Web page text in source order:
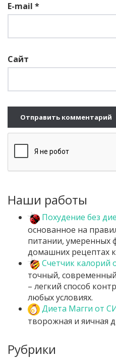
E-mail *
Сайт
Наши работы
Похудение без
основанное на
питании, умеренных
домашних рецептах
Счетчик калорий
точный,
– легкий способ
любых условиях.
Диета Магги от
творожная и яичная
Рубрики